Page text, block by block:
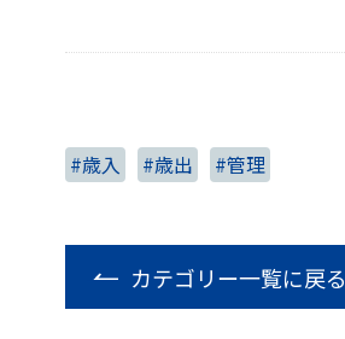
#歳入 #歳出 #管理
カテゴリー一覧に戻る